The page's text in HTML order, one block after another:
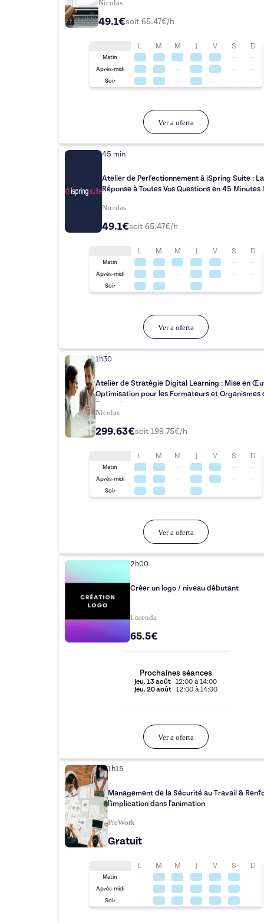
Nicolas
49.1€soit65.47€/h
L M M J V S D
Matin
Après-midi
Soir
Ver a oferta
45 min
Atelier de Perfectionnement à iSpring Suite : La
Réponse à Toutes Vos Questions en 45 Minutes !
Nicolas
49.1€soit 65.47€/h
L M M J V S D
Matin
Après-midi
Soir
Ver a oferta
1h30
Atelier de Stratégie Digital Learning : Mise en
Optimisation pour les Formateurs et Organismes
Formation
Nicolas
299.63€soit199.75€/h
L M M J V S D
Matin
Après-midi
Soir
Ver a oferta
2h00
Créer un logo / niveau débutant
Lorenda
65.5€
Prochaines séances
Jeu.13 août 12:00 à14:00
Jeu.20 août 12:00 à14:00
Ver a oferta
1h15
Management de la Sécurité au Travail &
l'implication dans l'animation
PreWork
Gratuit
L M M J V S D
Matin
Après-midi
Soir